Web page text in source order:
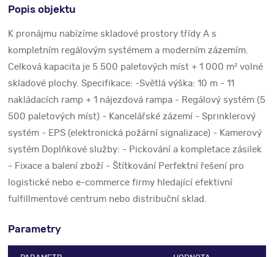
Popis objektu
K pronájmu nabízíme skladové prostory třídy A s
kompletním regálovým systémem a moderním zázemím.
Celková kapacita je 5 500 paletových míst + 1 000 m² volné
skladové plochy. Specifikace: -Světlá výška: 10 m - 11
nakládacích ramp + 1 nájezdová rampa - Regálový systém (5
500 paletových míst) - Kancelářské zázemí - Sprinklerový
systém - EPS (elektronická požární signalizace) - Kamerový
systém Doplňkové služby: - Pickování a kompletace zásilek
- Fixace a balení zboží - Štítkování Perfektní řešení pro
logistické nebo e-commerce firmy hledající efektivní
fulfillmentové centrum nebo distribuční sklad.
Parametry